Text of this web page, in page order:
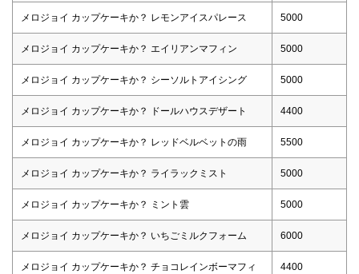
メロジョイ カップケーキか？ レモンアイスパレース 5000
メロジョイ カップケーキか？ エイリアンマフィン 5000
メロジョイ カップケーキか？ シーソルトアイシング 5000
メロジョイ カップケーキか？ ドールハウスデザート 4400
メロジョイ カップケーキか？ レッドベルベットの雨 5500
メロジョイ カップケーキか？ ライラックミスト 5000
メロジョイ カップケーキか？ ミント雲 5000
メロジョイ カップケーキか？ いちごミルクフォーム 6000
メロジョイ カップケーキか？ チョコレインボーマフィ
4400